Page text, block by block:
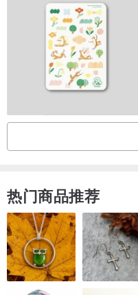
热门商品推荐